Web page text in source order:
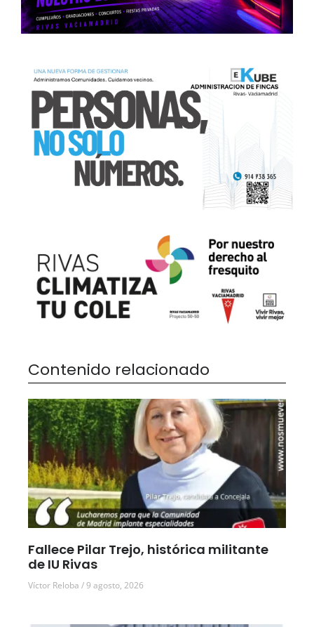
Contenido relacionado
Fallece Pilar Trejo, histórica militante
de IU Rivas
Víctor Reloba 9 agosto, 2026